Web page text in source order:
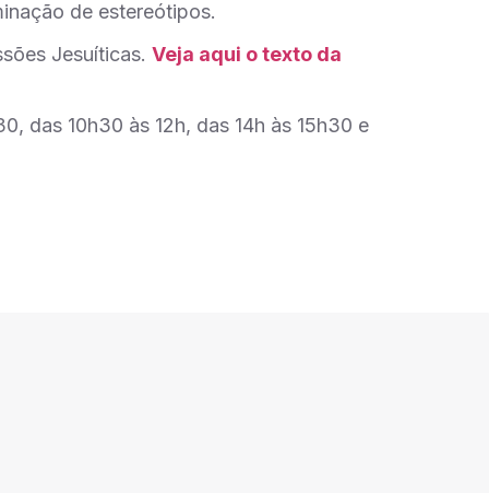
de estereótipos.
Jesuíticas. Veja aqui o texto da
das 10h30 às 12h, das 14h às 15h30 e